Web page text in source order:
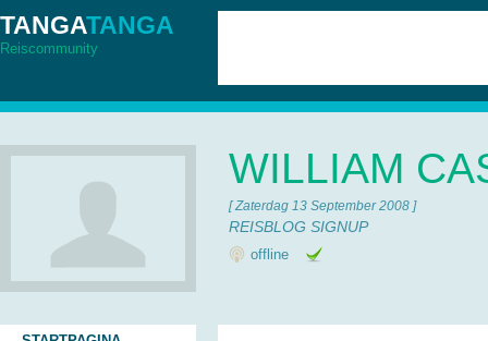
TANGATANGA
Reiscommunity
WILLIAM
[ Zaterdag 13 September 2008 ]
REISBLOG SIGNUP
offline